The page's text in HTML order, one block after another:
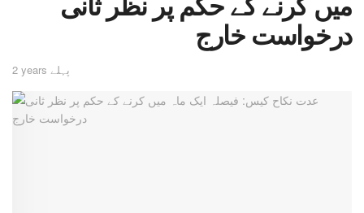
میں کرنے کے حکم پر نظر ثانی
درخواست خارج
2 years پہلے